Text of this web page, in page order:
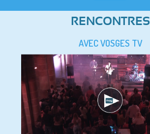
RENCONTRES
AVEC VOSGES TV